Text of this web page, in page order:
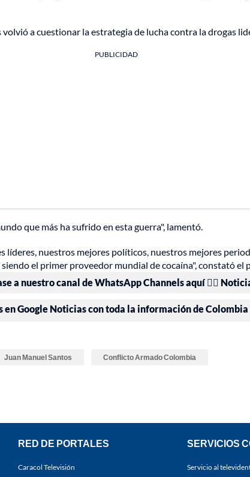
volvió a cuestionar la estrategia de lucha contra la drogas
PUBLICIDAD
que más ha sufrido en esta guerra", lamentó.
líderes, nuestros mejores políticos, nuestros mejores
el primer proveedor mundial de cocaína", constató el
a nuestro canal de WhatsApp Channels aquí 👉🏻
en Google Noticias con toda la información de Colombia
Juan Manuel Santos Conflicto Armado Colombia
RED DE PORTALES
Caracol Televisión
SERVICIOS
Servicio al